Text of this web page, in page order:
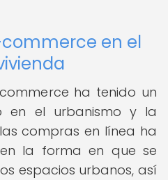
en el
ha tenido un
en el urbanismo y la
compras en línea ha
la forma en que se
espacios urbanos, así